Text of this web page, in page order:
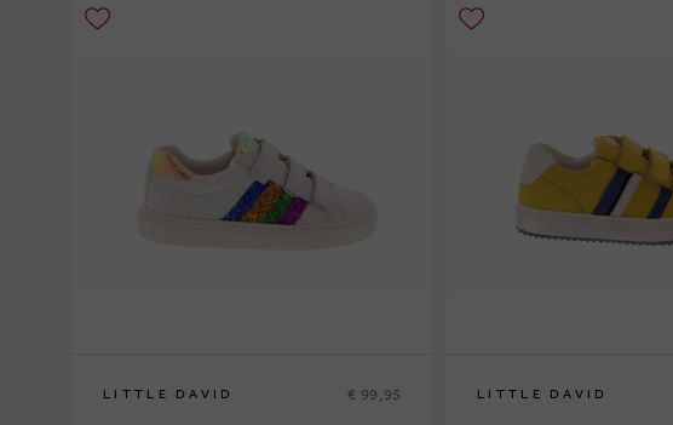
LITTLE DAVID € 99,95 LITTLE DAVID